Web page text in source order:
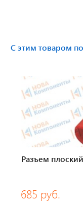
Спидометры
Бумага для
Картридеры
С этим товаром
Разъем
685 руб.